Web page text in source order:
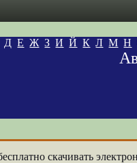
Д Е Ж З И Й К Л М Н
скачивать